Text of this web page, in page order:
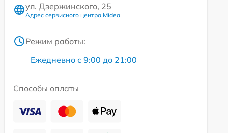
ул. Дзержинского, 25
Адрес сервисного центра Midea
Режим работы:
Ежедневно с 9:00 до 21:00
Способы оплаты